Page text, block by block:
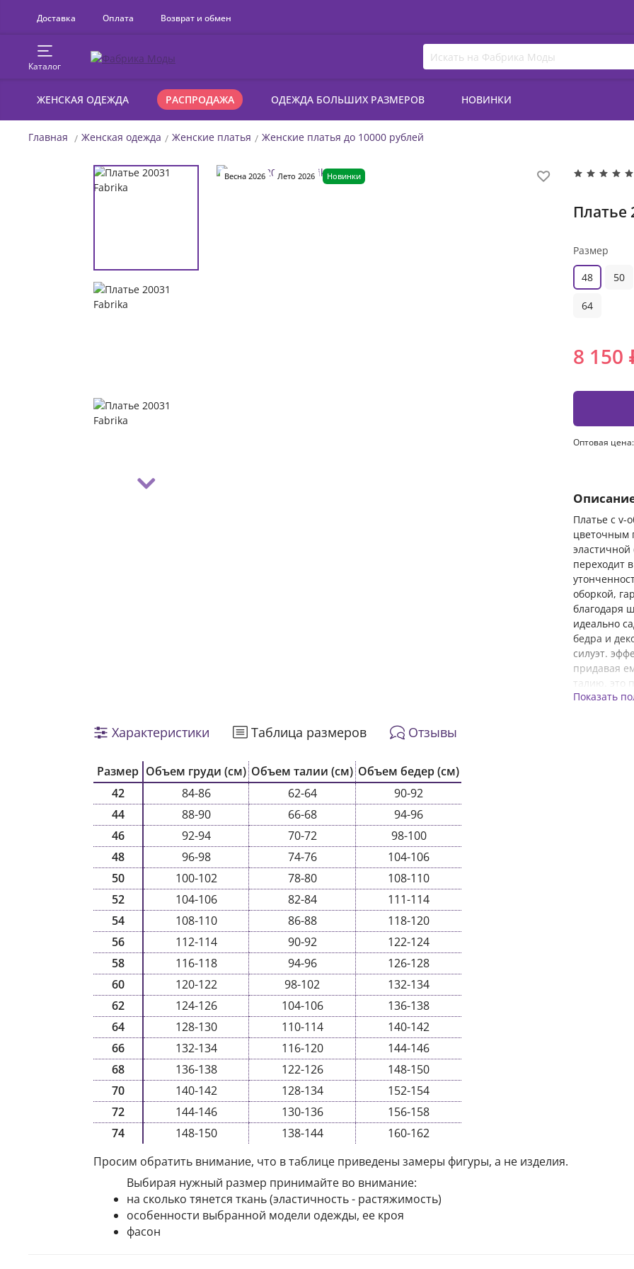
Доставка Оплата Возврат и обмен
Каталог
ЖЕНСКАЯ ОДЕЖДА РАСПРОДАЖА ОДЕЖДА БОЛЬШИХ РАЗМЕРОВ НОВИНКИ
Главная Женская одежда Женские платья Женские платья до 10000 рублей
Весна 2026 Лето 2026 Новинки
Платье
Размер
48
50
64
8 150
Оптовая цена:
Платье с v-
цветочным
переходит
оборкой,
благодаря
идеально
бедра и
силуэт.
придавая
талию. это
ношения,
Показать
Характеристики Таблица размеров Отзывы
Размер Объем груди (см) Объем талии (см) Объем бедер (см)
42
84-86 62-64
90-92
44
88-90 66-68
94-96
46
92-94 70-72
98-100
48
96-98 74-76
104-106
50
100-102 78-80
108-110
52
104-106 82-84
111-114
54
108-110 86-88
118-120
56
112-114 90-92
122-124
58
116-118 94-96
126-128
60
120-122 98-102
132-134
62
124-126 104-106
136-138
64
128-130 110-114
140-142
66
132-134 116-120
144-146
68
136-138 122-126
148-150
70
140-142 128-134
152-154
72
144-146 130-136
156-158
74
148-150 138-144
160-162
Просим обратить внимание, что в таблице приведены замеры фигуры, а не изделия.
Выбирая нужный размер принимайте во внимание:
на сколько тянется ткань (эластичность - растяжимость)
особенности выбранной модели одежды, ее кроя
фасон